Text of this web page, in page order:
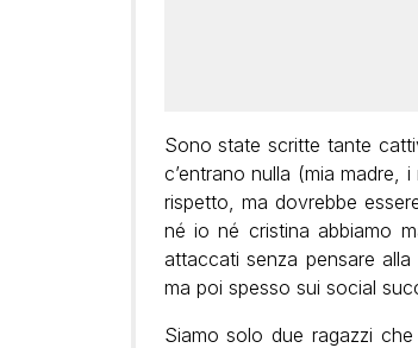
Sono state scritte tante
c’entrano nulla (mia
rispetto, ma dovrebbe
né io né cristina abbiamo
attaccati senza pensare
ma poi spesso sui social
Siamo solo due ragazzi